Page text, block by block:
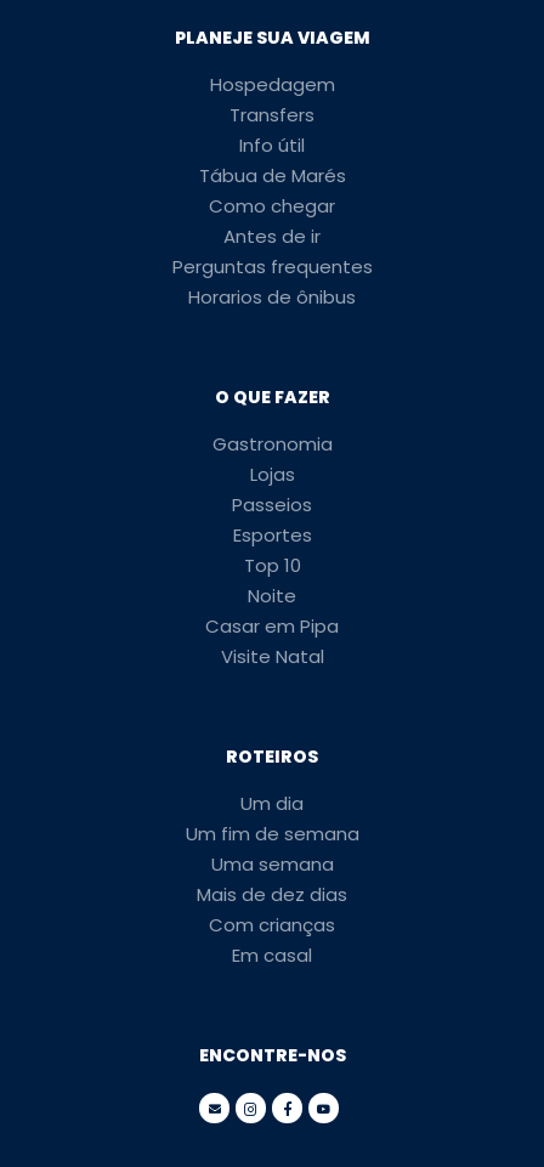
PLANEJE SUA VIAGEM
Hospedagem
Transfers
Info útil
Tábua de Marés
Como chegar
Antes de ir
Perguntas frequentes
Horarios de ônibus
O QUE FAZER
Gastronomia
Lojas
Passeios
Esportes
Top 10
Noite
Casar em Pipa
Visite Natal
ROTEIROS
Um dia
Um fim de semana
Uma semana
Mais de dez dias
Com crianças
Em casal
ENCONTRE-NOS